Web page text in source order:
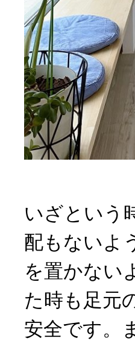
いざという
配もないよ
を置かない
た時も足元
安全です。